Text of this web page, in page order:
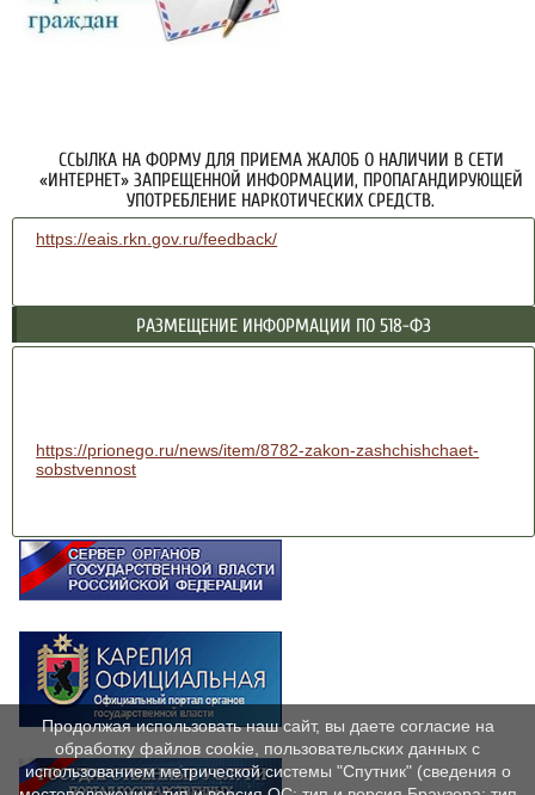
ССЫЛКА НА ФОРМУ ДЛЯ ПРИЕМА ЖАЛОБ О НАЛИЧИИ В СЕТИ
«ИНТЕРНЕТ» ЗАПРЕЩЕННОЙ ИНФОРМАЦИИ, ПРОПАГАНДИРУЮЩЕЙ
УПОТРЕБЛЕНИЕ НАРКОТИЧЕСКИХ СРЕДСТВ.
https://eais.rkn.gov.ru/feedback/
РАЗМЕЩЕНИЕ ИНФОРМАЦИИ ПО 518-ФЗ
https://prionego.ru/news/item/8782-zakon-zashchishchaet-
sobstvennost
Продолжая использовать наш сайт, вы даете согласие на
обработку файлов cookie, пользовательских данных с
использованием метрической системы "Спутник" (сведения о